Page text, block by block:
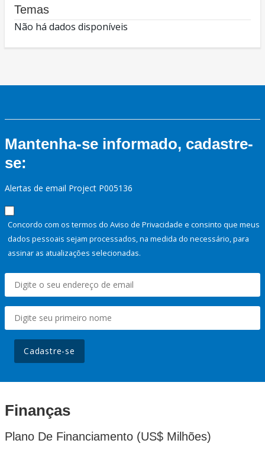
Temas
Não há dados disponíveis
Mantenha-se informado, cadastre-
se:
Alertas de email Project P005136
Concordo com os termos do Aviso de Privacidade e consinto que meus
dados pessoais sejam processados, na medida do necessário, para
assinar as atualizações selecionadas.
Cadastre-se
Finanças
Plano De Financiamento (US$ Milhões)